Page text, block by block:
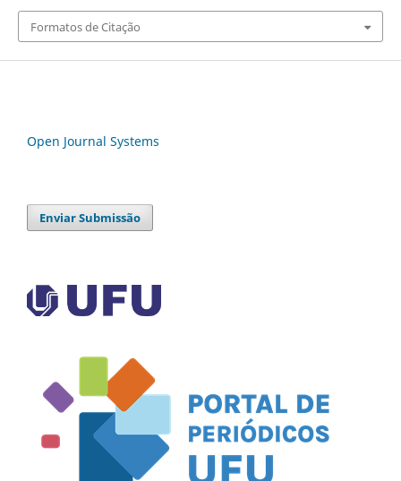
Formatos de Citação
Open Journal Systems
Enviar Submissão